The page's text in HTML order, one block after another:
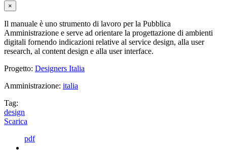
×
Il manuale è uno strumento di lavoro per la Pubblica
Amministrazione e serve ad orientare la progettazione di ambienti
digitali fornendo indicazioni relative al service design, alla user
research, al content design e alla user interface.
Progetto: Designers Italia
Amministrazione: italia
Tag:
design
Scarica
pdf